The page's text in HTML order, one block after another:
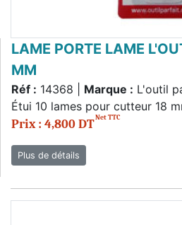
LAME PORTE LAME
MM
Réf : 14368 | Marque : L'outil
Étui 10 lames pour cutteur 18
Prix : 4,800 DTNet TTC
Plus de détails